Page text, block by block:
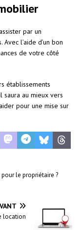
par un
l’aide d’un bon
de votre côté
établissements
saura au mieux vers
pour une mise sur
le propriétaire ?
location